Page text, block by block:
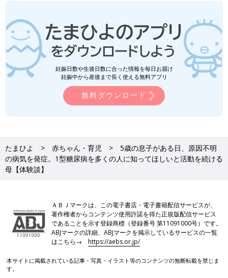
妊娠日数や生後日数に合った情報を毎日お届け
妊娠中から産後まで長く使える無料アプリ
無料ダウンロード
たまひよ 赤ちゃん・育児
5歳の息子がある日、原因不明
の病気を発症。1型糖尿病を多くの人に知ってほしいと活動を続ける
母【体験談】
ＡＢＪマークは、この電子書店・電子書籍配信サービスが、
著作権者からコンテンツ使用許諾を得た正規版配信サービス
であることを示す登録商標（登録番号 第11091000号）です。
ABJマークの詳細、ABJマークを掲示しているサービスの一覧
はこちら→https://aebs.or.jp/
本サイトに掲載されている記事・写真・イラスト等のコンテンツの無断転載を禁じま
す。